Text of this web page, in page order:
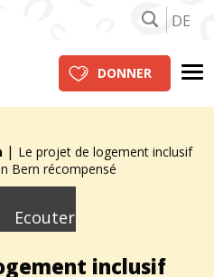
DE
DONNER
| Le projet de logement inclusif
Bern récompensé
Ecouter
inclusif